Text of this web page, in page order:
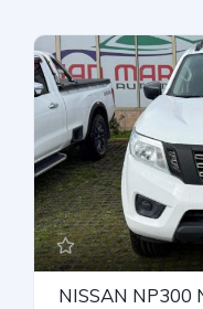
NISSAN NP300